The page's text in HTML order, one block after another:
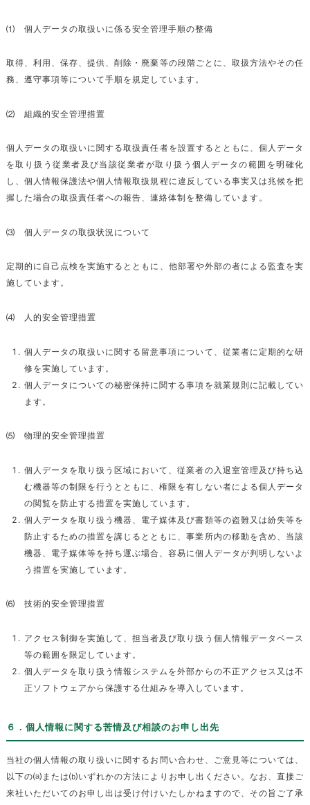
⑴ 個人データの取扱いに係る安全管理手順の整備
取得、利用、保存、提供、削除・廃棄等の段階ごとに、取扱方法やその任
務、遵守事項等について手順を規定しています。
⑵ 組織的安全管理措置
個人データの取扱いに関する取扱責任者を設置するとともに、個人データ
を取り扱う従業者及び当該従業者が取り扱う個人データの範囲を明確化
し、個人情報保護法や個人情報取扱規程に違反している事実又は兆候を把
握した場合の取扱責任者への報告、連絡体制を整備しています。
⑶ 個人データの取扱状況について
定期的に自己点検を実施するとともに、他部署や外部の者による監査を実
施しています。
⑷ 人的安全管理措置
個人データの取扱いに関する留意事項について、従業者に定期的な研
修を実施しています。
個人データについての秘密保持に関する事項を就業規則に記載してい
ます。
⑸ 物理的安全管理措置
個人データを取り扱う区域において、従業者の入退室管理及び持ち込
む機器等の制限を行うとともに、権限を有しない者による個人データ
の閲覧を防止する措置を実施しています。
個人データを取り扱う機器、電子媒体及び書類等の盗難又は紛失等を
防止するための措置を講じるとともに、事業所内の移動を含め、当該
機器、電子媒体等を持ち運ぶ場合、容易に個人データが判明しないよ
う措置を実施しています。
⑹ 技術的安全管理措置
アクセス制御を実施して、担当者及び取り扱う個人情報データベース
等の範囲を限定しています。
個人データを取り扱う情報システムを外部からの不正アクセス又は不
正ソフトウェアから保護する仕組みを導入しています。
６．個人情報に関する苦情及び相談のお申し出先
当社の個人情報の取り扱いに関するお問い合わせ、ご意見等については、
以下の⒜または⒝いずれかの方法によりお申し出ください。なお、直接ご
来社いただいてのお申し出は受け付けいたしかねますので、その旨ご了承